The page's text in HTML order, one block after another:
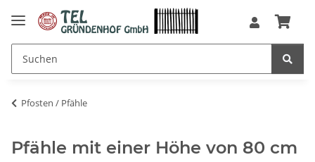
Pfosten / Pfähle
Pfähle mit einer Höhe von 80 cm